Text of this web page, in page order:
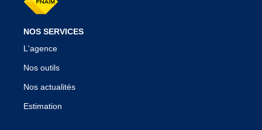
NOS SERVICES
L'agence
Nos outils
Nos actualités
Estimation